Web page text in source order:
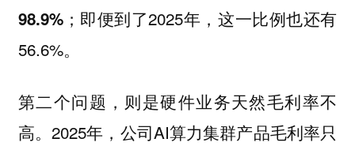
98.9%；即便到了2025年，这一比例也还有
56.6%。
第二个问题，则是硬件业务天然毛利率不
高。2025年，公司AI算力集群产品毛利率只